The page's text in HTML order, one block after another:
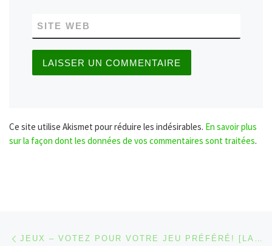
SITE WEB
Ce site utilise Akismet pour réduire les indésirables. En savoir plus
sur la façon dont les données de vos commentaires sont traitées.
Parcourir les articles JEUX – VOTEZ POUR VOTRE JEU PRÉFÉRÉ! [LABEL LUDO 2021]